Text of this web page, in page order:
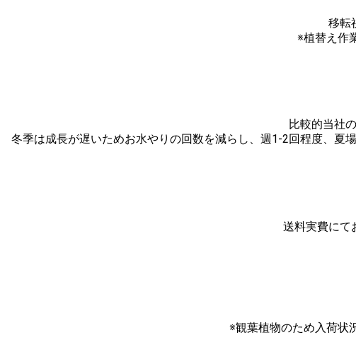
移転
※植替え作
比較的当社
冬季は成長が遅いためお水やりの回数を減らし、週1-2回程度、夏
送料実費にて
※観葉植物のため入荷状